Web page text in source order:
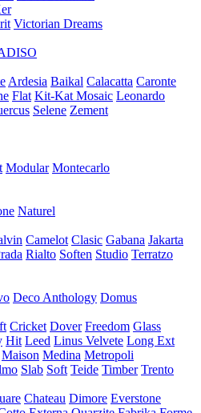
Victorian Dreams
Ardesia Baikal Calacatta Caronte
Flat Kit-Kat Mosaic Leonardo
Selene Zement
Modular Montecarlo
Naturel
Camelot Clasic Gabana Jakarta
Rialto Soften Studio Terratzo
Deco Anthology Domus
Cricket Dover Freedom Glass
Hit Leed Linus Velvete Long Ext
Maison Medina Metropoli
Slab Soft Teide Timber Trento
Chateau Dimore Everstone